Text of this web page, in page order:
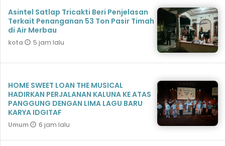
Asintel Satlap Tricakti Beri Penjelasan
Terkait Penanganan 53 Ton Pasir Timah
di Air Merbau
kota 5 jam lalu
HOME SWEET LOAN THE MUSICAL
HADIRKAN PERJALANAN KALUNA KE ATAS
PANGGUNG DENGAN LIMA LAGU BARU
KARYA IDGITAF
Umum 6 jam lalu